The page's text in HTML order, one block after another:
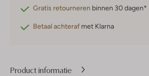
Gratis retourneren binnen 30 dagen*
Betaal achteraf met Klarna
Product informatie